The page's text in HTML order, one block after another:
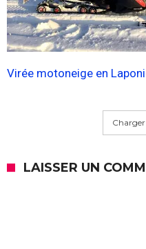
Virée motoneige en
LAISSER UN